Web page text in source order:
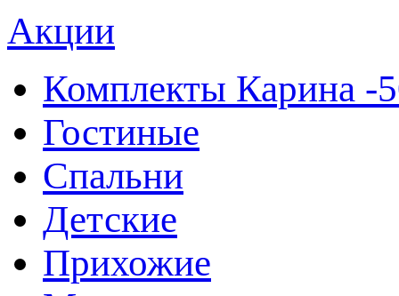
Акции
Комплекты Карина -
Гостиные
Спальни
Детские
Прихожие